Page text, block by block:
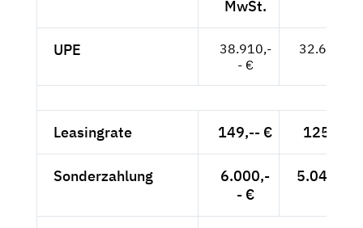
MwSt.
UPE
38.910,-
- €
32.697,--
Leasingrate 149,-- € 125,21 €
Sonderzahlung
6.000,-
- €
5.042,02